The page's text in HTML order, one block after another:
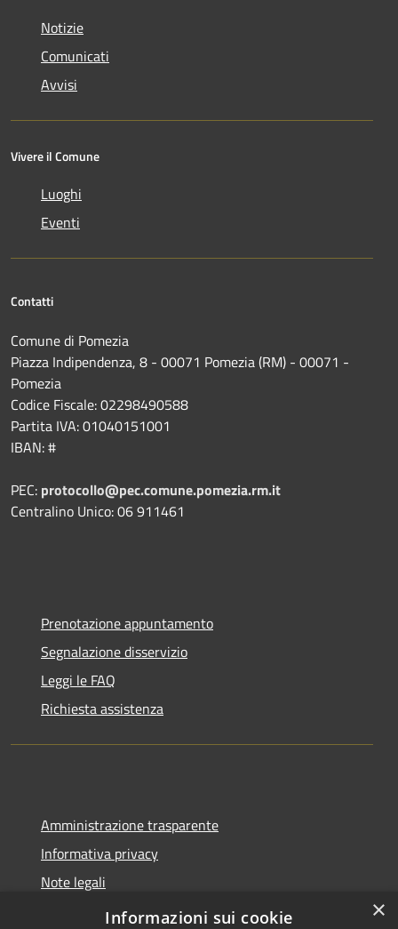
Notizie
Comunicati
Avvisi
Vivere il Comune
Luoghi
Eventi
Contatti
Comune di Pomezia
Piazza Indipendenza, 8 - 00071 Pomezia (RM) - 00071 -
Pomezia
Codice Fiscale: 02298490588
Partita IVA: 01040151001
IBAN: #
PEC: protocollo@pec.comune.pomezia.rm.it
Centralino Unico: 06 911461
Prenotazione appuntamento
Segnalazione disservizio
Leggi le FAQ
Richiesta assistenza
Amministrazione trasparente
Informativa privacy
Note legali
Dichiarazione di accessibilità
×
Informazioni sui cookie